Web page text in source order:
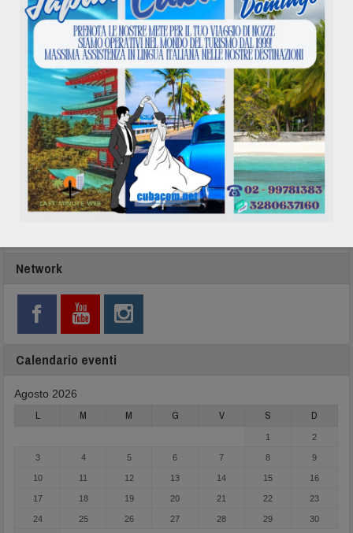
In evidenza
Network
Calendario eventi
Agosto 2026
L M M G V S D
1 2
3 4 5 6 7 8 9
10 11 12 13 14 15 16
17 18 19 20 21 22 23
24 25 26 27 28 29 30